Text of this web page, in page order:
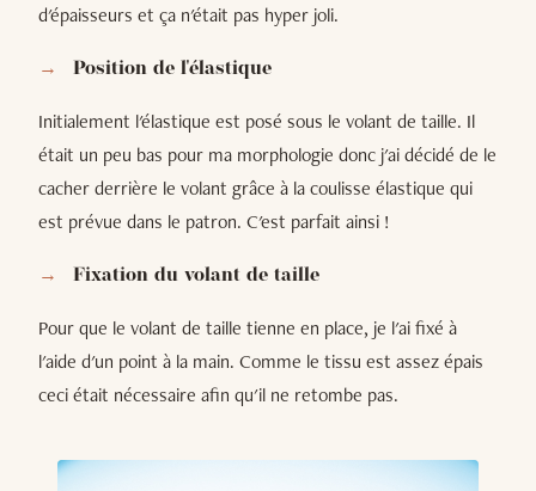
d'épaisseurs et ça n'était pas hyper joli.
Position de l'élastique
Initialement l'élastique est posé sous le volant de taille. Il
était un peu bas pour ma morphologie donc j'ai décidé de le
cacher derrière le volant grâce à la coulisse élastique qui
est prévue dans le patron. C'est parfait ainsi !
Fixation du volant de taille
Pour que le volant de taille tienne en place, je l'ai fixé à
l'aide d'un point à la main. Comme le tissu est assez épais
ceci était nécessaire afin qu'il ne retombe pas.